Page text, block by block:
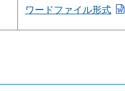
ワードファイル形式